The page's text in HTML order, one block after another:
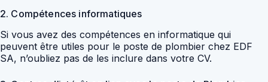
2. Compétences informatiques
Si vous avez des compétences en informatique qui
peuvent être utiles pour le poste de plombier chez EDF
SA, n’oubliez pas de les inclure dans votre CV.